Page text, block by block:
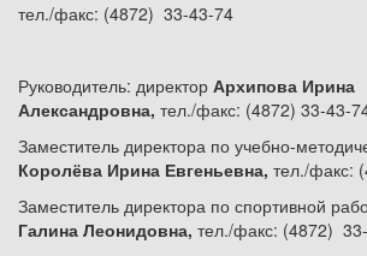
тел./факс: (4872) 33-43-74
Руководитель: директор Архипова Ирина
Александровна, тел./факс: (4872) 33-43-
Заместитель директора по учебно-
Королёва Ирина Евгеньевна, тел./факс:
Заместитель директора по спортивной
Галина Леонидовна, тел./факс: (4872)